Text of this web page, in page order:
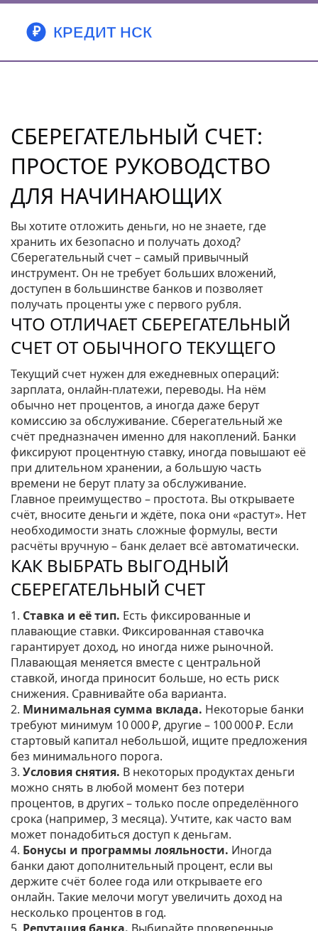
СБЕРЕГАТЕЛЬНЫЙ СЧЕТ:
ПРОСТОЕ РУКОВОДСТВО
ДЛЯ НАЧИНАЮЩИХ
Вы хотите отложить деньги, но не знаете, где
хранить их безопасно и получать доход?
Сберегательный счет – самый привычный
инструмент. Он не требует больших вложений,
доступен в большинстве банков и позволяет
получать проценты уже с первого рубля.
ЧТО ОТЛИЧАЕТ СБЕРЕГАТЕЛЬНЫЙ
СЧЕТ ОТ ОБЫЧНОГО ТЕКУЩЕГО
Текущий счет нужен для ежедневных операций:
зарплата, онлайн‑платежи, переводы. На нём
обычно нет процентов, а иногда даже берут
комиссию за обслуживание. Сберегательный же
счёт предназначен именно для накоплений. Банки
фиксируют процентную ставку, иногда повышают её
при длительном хранении, а большую часть
времени не берут плату за обслуживание.
Главное преимущество – простота. Вы открываете
счёт, вносите деньги и ждёте, пока они «растут». Нет
необходимости знать сложные формулы, вести
расчёты вручную – банк делает всё автоматически.
КАК ВЫБРАТЬ ВЫГОДНЫЙ
СБЕРЕГАТЕЛЬНЫЙ СЧЕТ
1. Ставка и её тип. Есть фиксированные и
плавающие ставки. Фиксированная ставочка
гарантирует доход, но иногда ниже рыночной.
Плавающая меняется вместе с центральной
ставкой, иногда приносит больше, но есть риск
снижения. Сравнивайте оба варианта.
2. Минимальная сумма вклада. Некоторые банки
требуют минимум 10 000 ₽, другие – 100 000 ₽. Если
стартовый капитал небольшой, ищите предложения
без минимального порога.
3. Условия снятия. В некоторых продуктах деньги
можно снять в любой момент без потери
процентов, в других – только после определённого
срока (например, 3 месяца). Учтите, как часто вам
может понадобиться доступ к деньгам.
4. Бонусы и программы лояльности. Иногда
банки дают дополнительный процент, если вы
держите счёт более года или открываете его
онлайн. Такие мелочи могут увеличить доход на
несколько процентов в год.